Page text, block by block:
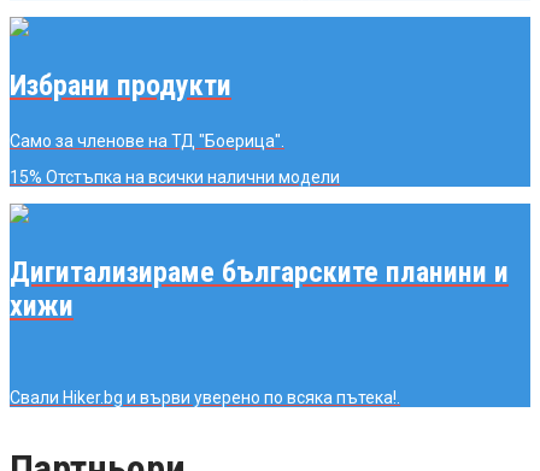
Избрани продукти
Само за членове на ТД "Боерица".
15% Отстъпка на всички налични модели
Дигитализираме българските планини и
хижи
Свали Hiker.bg и върви уверено по всяка пътека!.